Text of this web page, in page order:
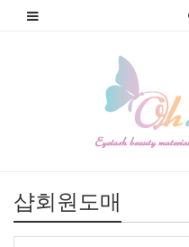
샵회원도매